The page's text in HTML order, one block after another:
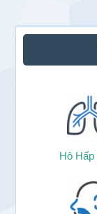
Hô Hấp